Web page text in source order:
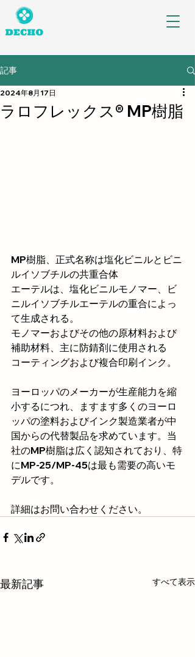
記事
ラロフレックス® MP樹脂
2024年8月17日
MP樹脂、正式名称は塩化ビニルとビニ
ルイソブチルの共重合体
エーテルは、塩化ビニルモノマー、ビ
ニルイソブチルエーテルの重合によっ
て生成される。
モノマーおよびその他の原材料および
補助材料、主に防錆剤に使用される
コーティングおよび複合印刷インク。
ヨーロッパのメーカーが生産能力を縮
小するにつれ、ますます多くのヨーロ
ッパの塗料およびインク製造業者が中
国からの代替製品を求めています。当
社のMP樹脂は広く認知されており、特
にMP-25/MP-45は最も需要の高いモ
デルです。
詳細はお問い合わせください。
最新記事 すべて表示